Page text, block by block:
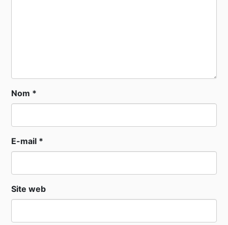
Nom *
E-mail *
Site web